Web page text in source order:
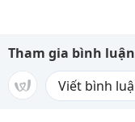
Tham gia bình luận